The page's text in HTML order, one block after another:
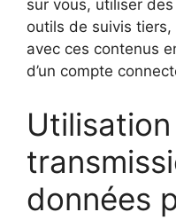
sur vous, utiliser
outils de suivis
avec ces contenus
d’un compte
données